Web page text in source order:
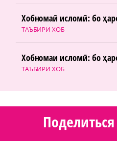
ТАЪБИРИ ХОБ
Хобномаӣ исломӣ: бо
ТАЪБИРИ ХОБ
Хобномаи исломӣ: бо